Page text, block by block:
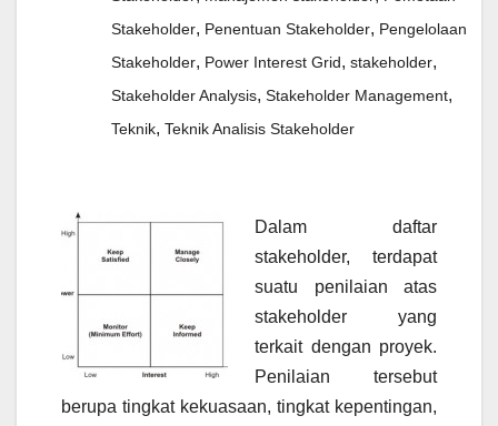
Stakeholder, Penentuan Stakeholder, Pengelolaan
Stakeholder, Power Interest Grid, stakeholder,
Stakeholder Analysis, Stakeholder Management,
Teknik, Teknik Analisis Stakeholder
Dalam daftar
stakeholder, terdapat
suatu penilaian atas
stakeholder yang
terkait dengan proyek.
Penilaian tersebut
berupa tingkat kekuasaan, tingkat kepentingan,